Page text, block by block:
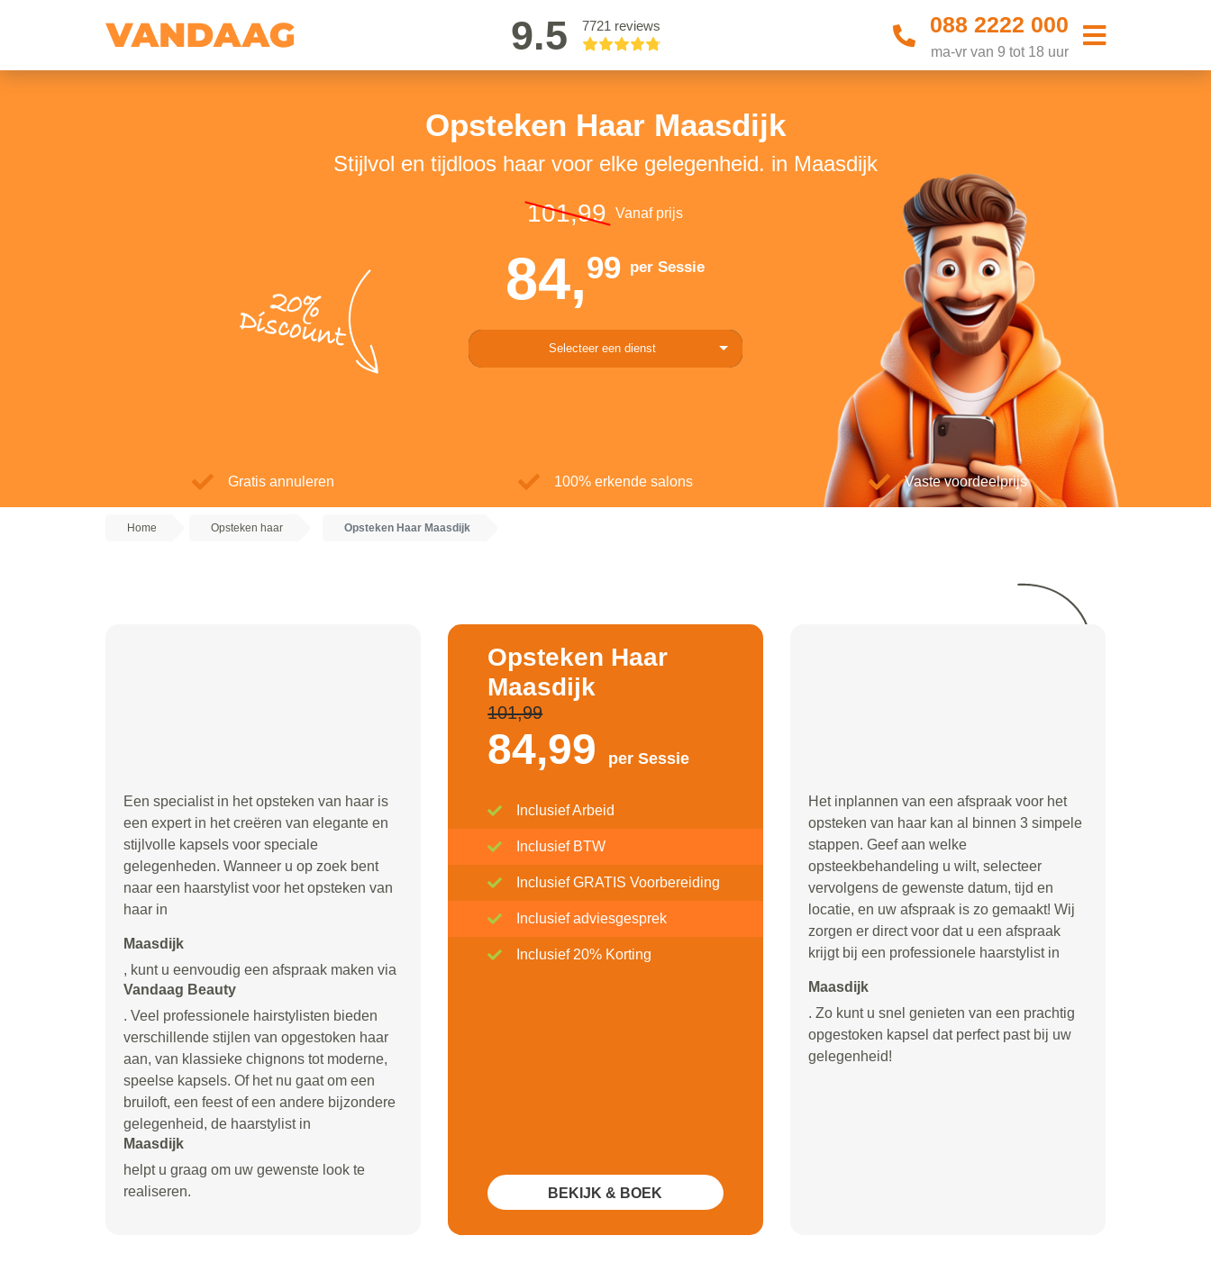
9.5 7721 reviews 088 2222 000
ma-vr van 9 tot 18 uur
Opsteken Haar Maasdijk
Stijlvol en tijdloos haar voor elke gelegenheid. in Maasdijk
20%
Discount
101,99 Vanaf prijs
84,99 per Sessie
Selecteer een dienst
Gratis annuleren 100% erkende salons Vaste voordeelprijs
Home Opsteken haar Opsteken Haar Maasdijk
Een specialist in het opsteken van haar is
een expert in het creëren van elegante en
stijlvolle kapsels voor speciale
gelegenheden. Wanneer u op zoek bent
naar een haarstylist voor het opsteken van
haar in
Maasdijk
, kunt u eenvoudig een afspraak maken via
Vandaag Beauty
. Veel professionele hairstylisten bieden
verschillende stijlen van opgestoken haar
aan, van klassieke chignons tot moderne,
speelse kapsels. Of het nu gaat om een
bruiloft, een feest of een andere bijzondere
gelegenheid, de haarstylist in
Maasdijk
helpt u graag om uw gewenste look te
realiseren.
Opsteken Haar
Maasdijk
101,99
84,99 per Sessie
Inclusief Arbeid
Inclusief BTW
Inclusief GRATIS Voorbereiding
Inclusief adviesgesprek
Inclusief 20% Korting
BEKIJK & BOEK
Het inplannen van een afspraak voor het
opsteken van haar kan al binnen 3 simpele
stappen. Geef aan welke
opsteekbehandeling u wilt, selecteer
vervolgens de gewenste datum, tijd en
locatie, en uw afspraak is zo gemaakt! Wij
zorgen er direct voor dat u een afspraak
krijgt bij een professionele haarstylist in
Maasdijk
. Zo kunt u snel genieten van een prachtig
opgestoken kapsel dat perfect past bij uw
gelegenheid!